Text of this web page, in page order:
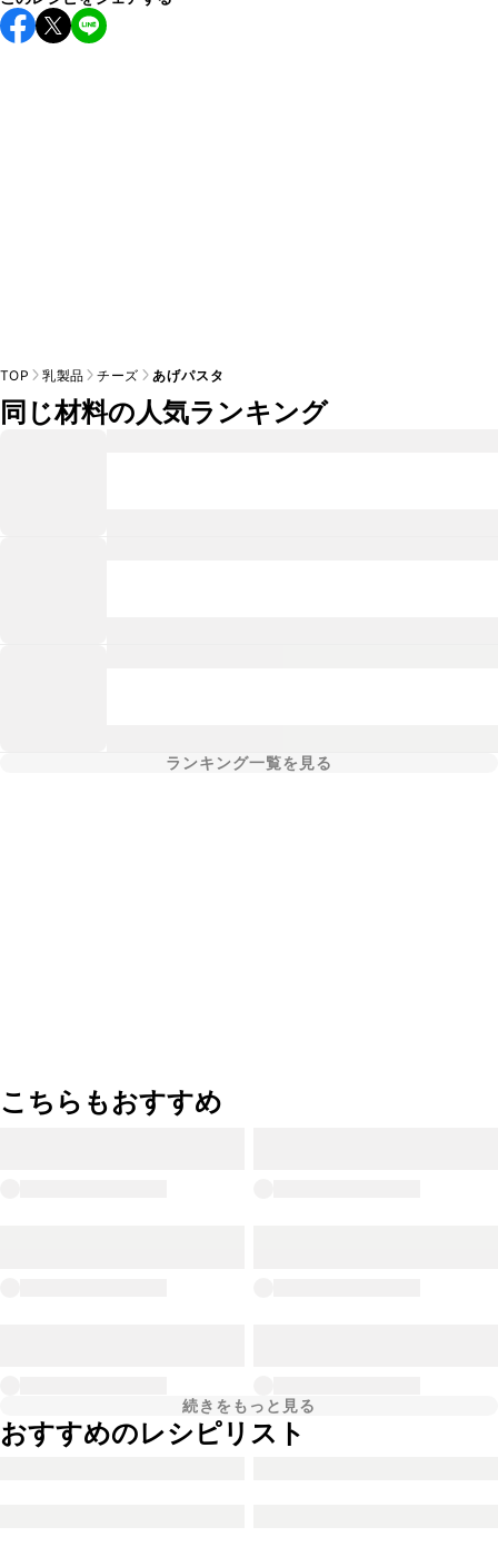
保存期間は常温で翌日中が目安です。なるべくお早めにお召
し上がりください。
TOP 乳製品 チーズ あげパスタ
同じ材料の人気ランキング
ランキング一覧を見る
こちらもおすすめ
続きをもっと見る
おすすめのレシピリスト